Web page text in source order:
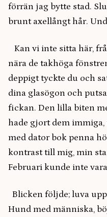
förrän jag bytte stad.
brunt axellångt hår.
Kan vi inte sitta här,
nära de takhöga
deppigt tyckte du och
dina glasögon och
fickan. Den lilla biten
hade gjort dem immiga,
med dator bok penna
kontrast till mig, min
Februari kunde inte
Blicken följde; luva
Hund med människa,